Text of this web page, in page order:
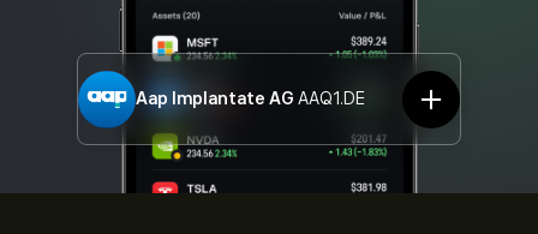
Aap Implantate AG AAQ1.DE